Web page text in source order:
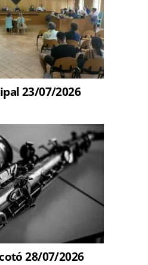
23/07/2026
28/07/2026